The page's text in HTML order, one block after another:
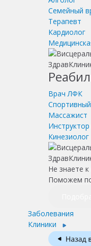
Семейный
Терапевт
Кардиолог
Врач ЛФК
Массажист
Кинезиолог
Не знаете к
Поможем
Заболевания
Клиники